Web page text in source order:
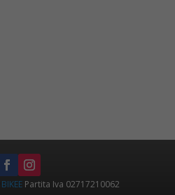
BIKEEPartita Iva 02717210062